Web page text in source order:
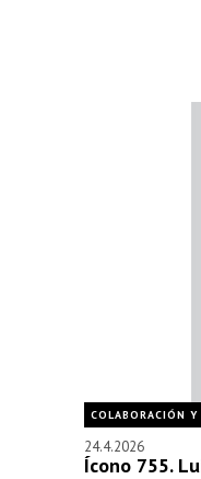
COLABORACIÓN
24.4.2026
Ícono 755.